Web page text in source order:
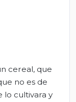
cereal, que
no es de
lo cultivara y